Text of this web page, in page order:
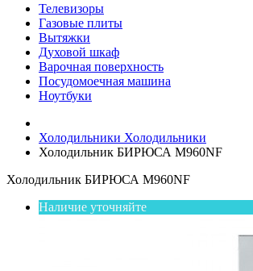
Телевизоры
Газовые плиты
Вытяжки
Духовой шкаф
Варочная поверхность
Посудомоечная машина
Ноутбуки
Холодильники Холодильники
Холодильник БИРЮСА M960NF
Холодильник БИРЮСА M960NF
Наличие уточняйте